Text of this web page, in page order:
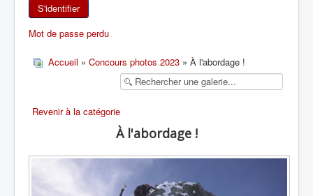
RANDONNÉE SPORTIVE
S'identifier
Mot de passe perdu
Accueil » Concours photos 2023 » À l'abordage !
Revenir à la catégorie
À l'abordage !